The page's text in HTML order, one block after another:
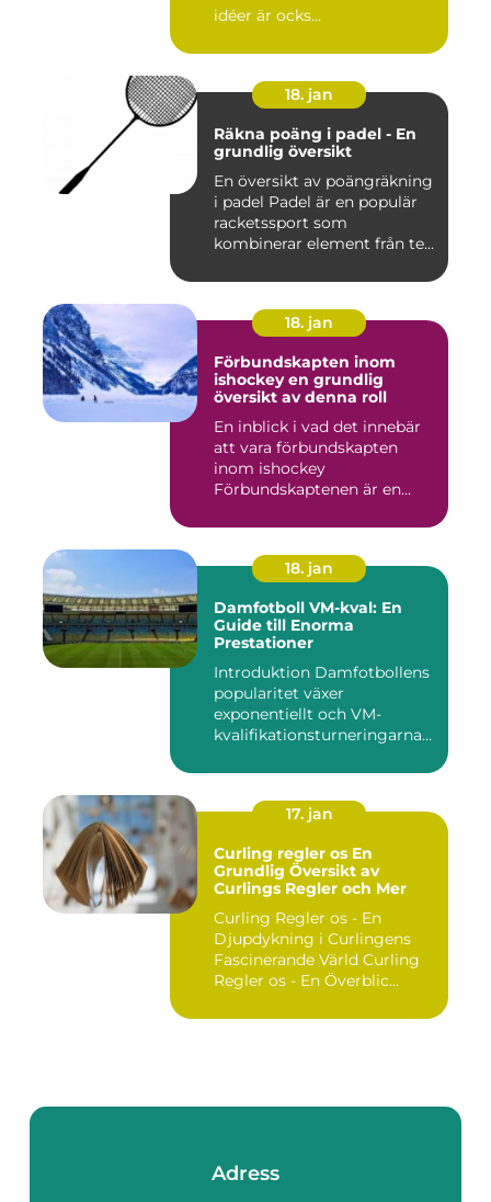
idéer är ocks...
18. jan
Räkna poäng i padel - En
grundlig översikt
En översikt av poängräkning
i padel Padel är en populär
racketssport som
kombinerar element från te...
18. jan
Förbundskapten inom
ishockey en grundlig
översikt av denna roll
En inblick i vad det innebär
att vara förbundskapten
inom ishockey
Förbundskaptenen är en
18. jan
Damfotboll VM-kval: En
Guide till Enorma
Prestationer
Introduktion Damfotbollens
popularitet växer
exponentiellt och VM-
kvalifikationsturneringarna
17. jan
Curling regler os En
Grundlig Översikt av
Curlings Regler och Mer
Curling Regler os - En
Djupdykning i Curlingens
Fascinerande Värld Curling
Regler os - En Överblic...
Adress